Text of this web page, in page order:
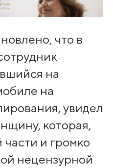
что в
на
на
увидел
которая,
и громко
нецензурной